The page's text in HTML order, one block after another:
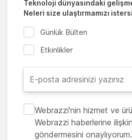
Teknoloji dünyasındaki
Neleri size ulaştırmamızı
Günlük Bülten
Etkinlikler
Webrazzi'nin hizmet ve
Webrazzi haberlerine
göndermesini onaylıyorum.